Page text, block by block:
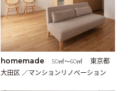
homemade 50㎡〜60㎡
東京都
大田区 ／マンションリノベーション